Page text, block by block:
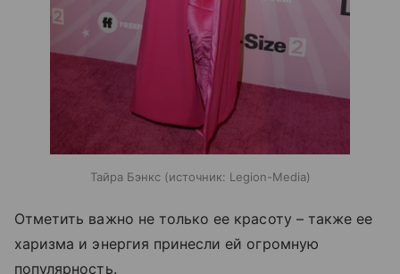
Тайра Бэнкс источник: Legion-Media
Отметить важно не только ее красоту – также ее
харизма и энергия принесли ей огромную
популярность.